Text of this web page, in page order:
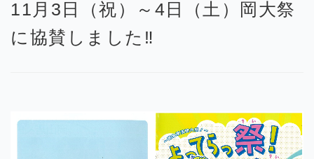
11月3日（祝）～4日（土）岡大祭
に協賛しました‼